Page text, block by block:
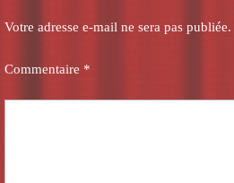
Votre adresse e-mail ne sera pas publiée.
Commentaire *